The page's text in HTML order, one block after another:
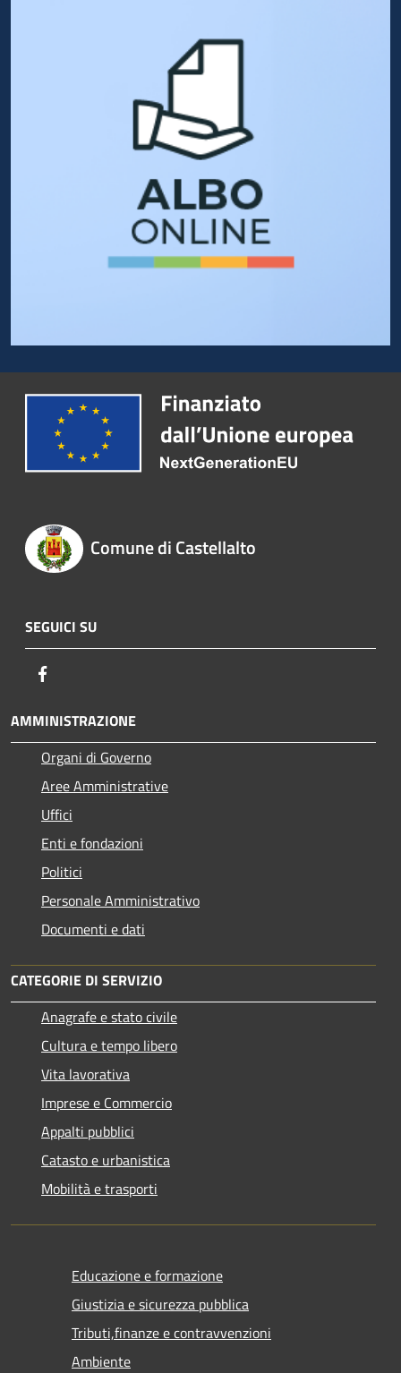
Comune di Castellalto
SEGUICI SU
AMMINISTRAZIONE
Organi di Governo
Aree Amministrative
Uffici
Enti e fondazioni
Politici
Personale Amministrativo
Documenti e dati
CATEGORIE DI SERVIZIO
Anagrafe e stato civile
Cultura e tempo libero
Vita lavorativa
Imprese e Commercio
Appalti pubblici
Catasto e urbanistica
Mobilità e trasporti
Educazione e formazione
Giustizia e sicurezza pubblica
Tributi,finanze e contravvenzioni
Ambiente